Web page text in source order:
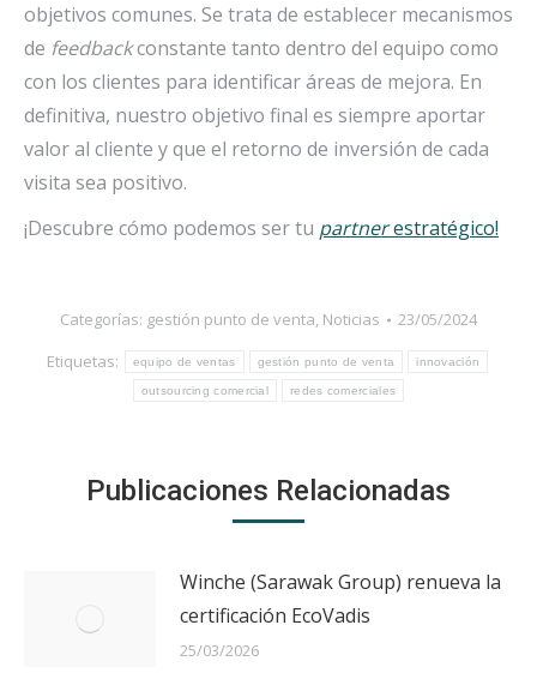
objetivos comunes. Se trata de establecer mecanismos
de feedbackconstante tanto dentro del equipo como
con los clientes para identificar áreas de mejora. En
definitiva, nuestro objetivo final es siempre aportar
valor al cliente y que el retorno de inversión de cada
visita sea positivo.
¡Descubre cómo podemos ser tu partnerestratégico!
Categorías: gestión punto de venta, Noticias
23/05/2024
Etiquetas:
equipo de ventas gestión punto de venta innovación
outsourcing comercial redes comerciales
Publicaciones Relacionadas
Winche (Sarawak Group) renueva la
certificación EcoVadis
25/03/2026